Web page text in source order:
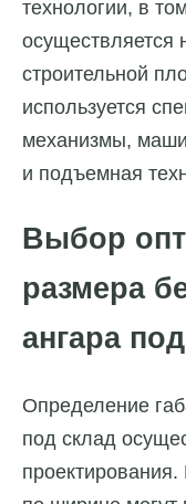
технологии, в
осуществляется
строительной
используется
механизмы,
и подъемная
Выбор
размера
ангара
Определение
под склад